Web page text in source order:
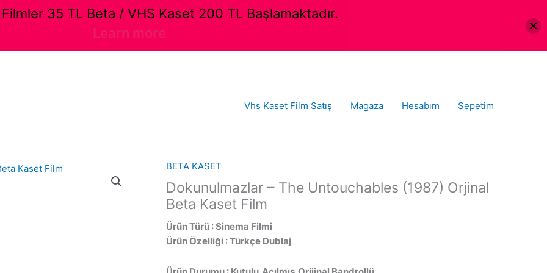
Vhs Kaset Film Satış Magaza Hesabım Sepetim
BETA KASET
Dokunulmazlar – The Untouchables (1987) Orjinal
Beta Kaset Film
Ürün Türü : Sinema Filmi
Ürün Özelliği : Türkçe Dublaj
35 TL Beta / VHS Kaset 200 TL Başlamaktadır.
Learn more